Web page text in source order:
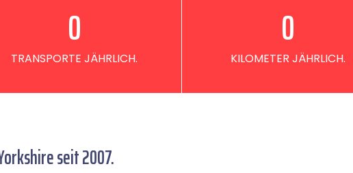
TRANSPORTE JÄHRLICH.
0
KILOMETER JÄHRLICH.
0
seit 2007.